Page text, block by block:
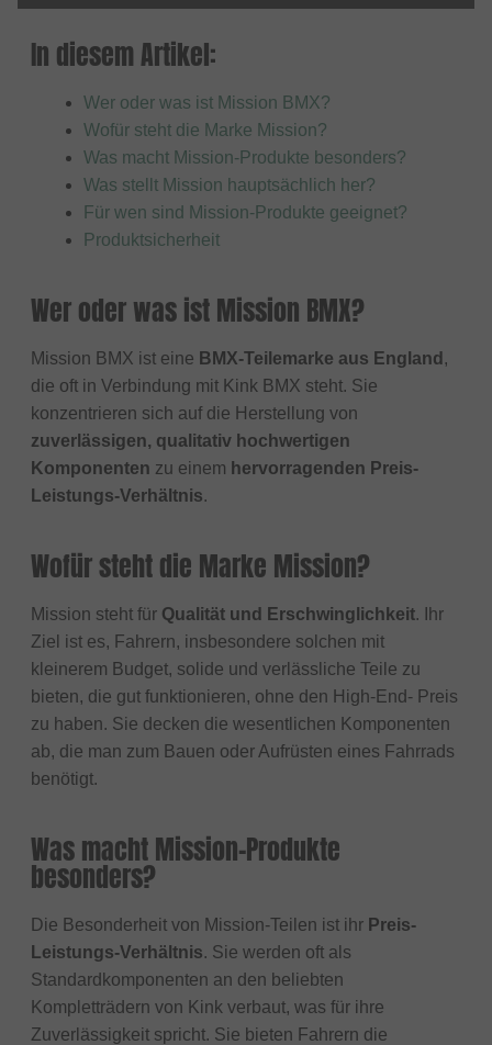
In diesem Artikel:
Wer oder was ist Mission BMX?
Wofür steht die Marke Mission?
Was macht Mission-Produkte besonders?
Was stellt Mission hauptsächlich her?
Für wen sind Mission-Produkte geeignet?
Produktsicherheit
Wer oder was ist Mission BMX?
Mission BMX ist eine BMX-Teilemarke aus England ,
die oft in Verbindung mit Kink BMX steht. Sie
konzentrieren sich auf die Herstellung von
zuverlässigen, qualitativ hochwertigen
Komponenten zu einem hervorragenden Preis-
Leistungs-Verhältnis.
Wofür steht die Marke Mission?
Mission steht für Qualität und Erschwinglichkeit. Ihr
Ziel ist es, Fahrern, insbesondere solchen mit
kleinerem Budget, solide und verlässliche Teile zu
bieten, die gut funktionieren, ohne den High-End- Preis
zu haben. Sie decken die wesentlichen Komponenten
ab, die man zum Bauen oder Aufrüsten eines Fahrrads
benötigt.
Was macht Mission-Produkte
besonders?
Die Besonderheit von Mission-Teilen ist ihr Preis-
Leistungs-Verhältnis. Sie werden oft als
Standardkomponenten an den beliebten
Kompletträdern von Kink verbaut, was für ihre
Zuverlässigkeit spricht. Sie bieten Fahrern die